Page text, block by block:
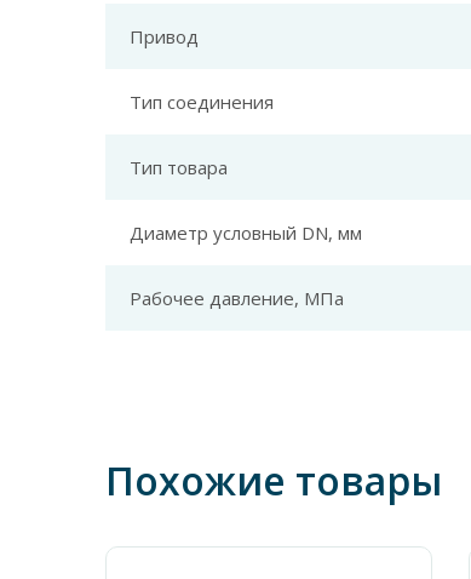
Привод
Тип соединения
Тип товара
Диаметр условный DN, мм
Рабочее давление, МПа
Похожие товары